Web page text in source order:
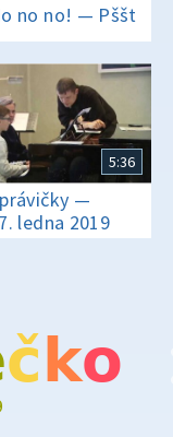
no no! — Pššt
5:36
—
ledna 2019
č ko